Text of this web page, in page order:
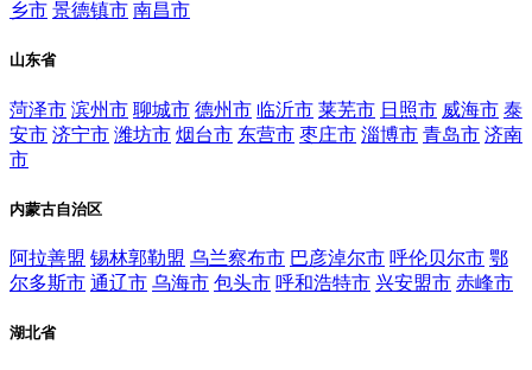
乡市 景德镇市 南昌市
山东省
菏泽市 滨州市 聊城市 德州市 临沂市 莱芜市 日照市 威海市 泰
安市 济宁市 潍坊市 烟台市 东营市 枣庄市 淄博市 青岛市 济南
市
内蒙古自治区
阿拉善盟 锡林郭勒盟 乌兰察布市 巴彦淖尔市 呼伦贝尔市 鄂
尔多斯市 通辽市 乌海市 包头市 呼和浩特市 兴安盟市 赤峰市
湖北省